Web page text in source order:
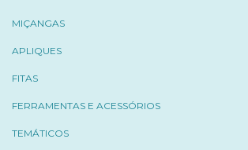
MIÇANGAS
APLIQUES
FITAS
FERRAMENTAS E ACESSÓRIOS
TEMÁTICOS